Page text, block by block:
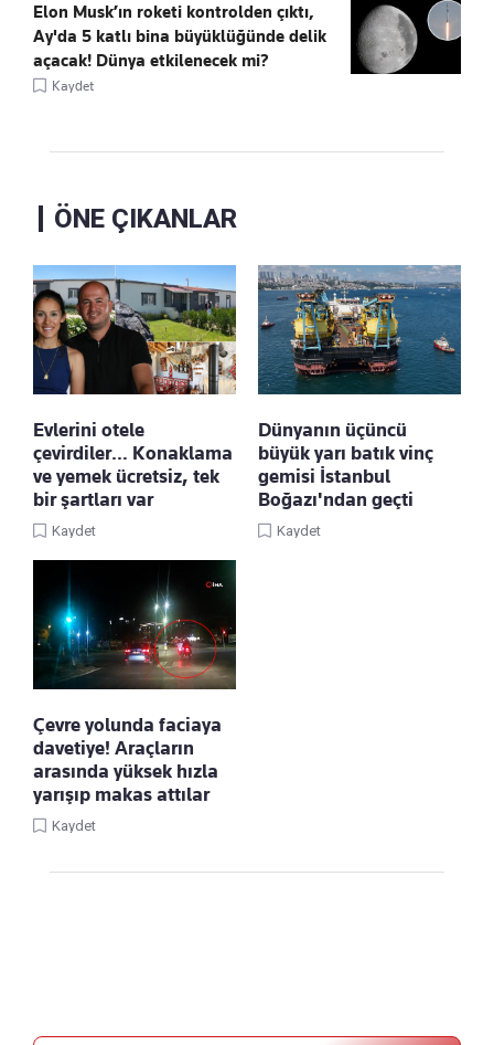
Elon Musk’ın roketi kontrolden çıktı,
Ay'da 5 katlı bina büyüklüğünde delik
açacak! Dünya etkilenecek mi?
Kaydet
ÖNE ÇIKANLAR
Evlerini otele
çevirdiler… Konaklama
ve yemek ücretsiz, tek
bir şartları var
Kaydet
Dünyanın üçüncü
büyük yarı batık vinç
gemisi İstanbul
Boğazı'ndan geçti
Kaydet
Çevre yolunda faciaya
davetiye! Araçların
arasında yüksek hızla
yarışıp makas attılar
Kaydet